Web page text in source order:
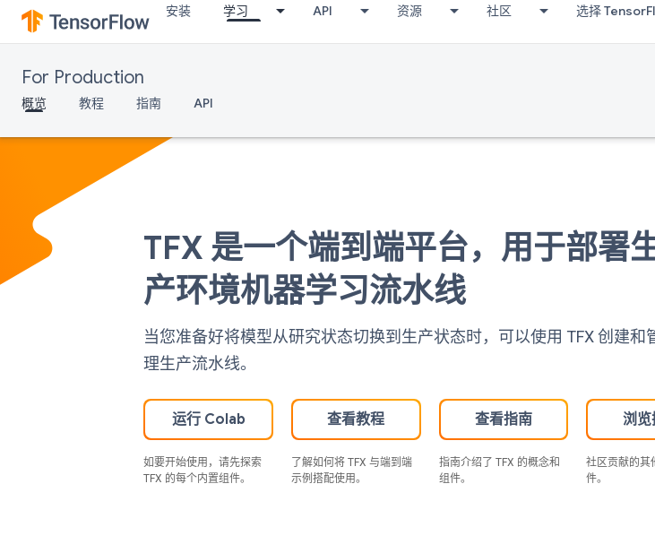
安装 学习 API 资源 社区 选择
For Production
概览 教程 指南 API
TFX 是一个端到端平台，用于部署
产环境机器学习流水线
当您准备好将模型从研究状态切换到生产状态时，可以使用 TFX 创建和
理生产流水线。
运行 Colab
如要开始使用，请先探索
TFX 的每个内置组件。
查看教程
了解如何将 TFX 与端到端
示例搭配使用。
查看指南
指南介绍了 TFX 的概念和
组件。
浏览
社区贡献的其
件。